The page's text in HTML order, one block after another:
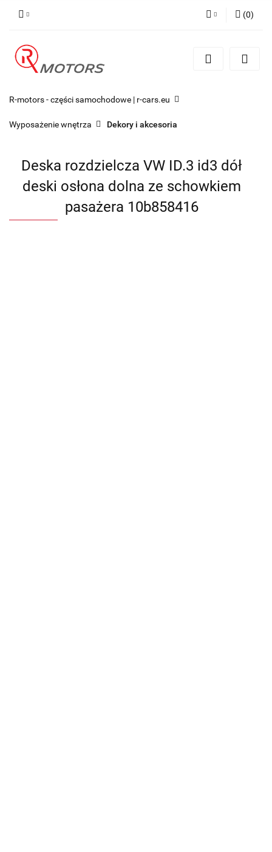
Zarejestruj się
(0)
R-motors - części samochodowe | r-cars.eu
Wyposażenie wnętrza Dekory i akcesoria
Deska rozdzielcza VW ID.3 id3 dół
deski osłona dolna ze schowkiem
pasażera 10b858416